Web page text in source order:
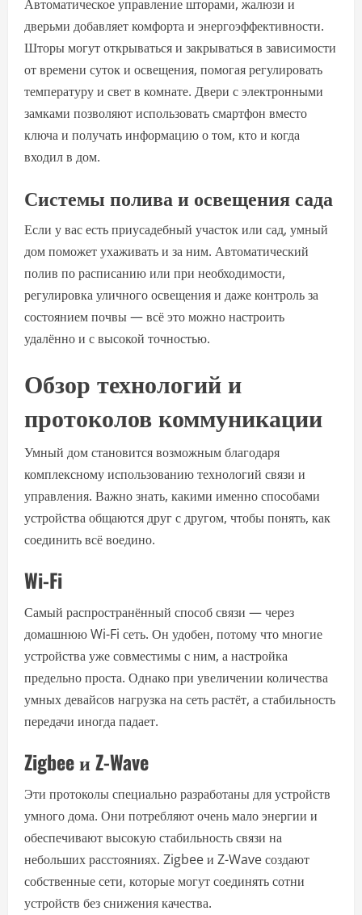
Автоматическое управление шторами, жалюзи и
дверьми добавляет комфорта и энергоэффективности.
Шторы могут открываться и закрываться в зависимости
от времени суток и освещения, помогая регулировать
температуру и свет в комнате. Двери с электронными
замками позволяют использовать смартфон вместо
ключа и получать информацию о том, кто и когда
входил в дом.
Системы полива и освещения сада
Если у вас есть приусадебный участок или сад, умный
дом поможет ухаживать и за ним. Автоматический
полив по расписанию или при необходимости,
регулировка уличного освещения и даже контроль за
состоянием почвы — всё это можно настроить
удалённо и с высокой точностью.
Обзор технологий и
протоколов коммуникации
Умный дом становится возможным благодаря
комплексному использованию технологий связи и
управления. Важно знать, какими именно способами
устройства общаются друг с другом, чтобы понять, как
соединить всё воедино.
Wi-Fi
Самый распространённый способ связи — через
домашнюю Wi-Fi сеть. Он удобен, потому что многие
устройства уже совместимы с ним, а настройка
предельно проста. Однако при увеличении количества
умных девайсов нагрузка на сеть растёт, а стабильность
передачи иногда падает.
Zigbee и Z-Wave
Эти протоколы специально разработаны для устройств
умного дома. Они потребляют очень мало энергии и
обеспечивают высокую стабильность связи на
небольших расстояниях. Zigbee и Z-Wave создают
собственные сети, которые могут соединять сотни
устройств без снижения качества.